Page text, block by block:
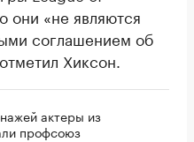
они «не являются
соглашением об
Хиксон.
актеры из
профсоюз